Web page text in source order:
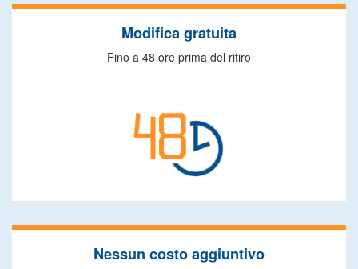
Modifica gratuita
Fino a 48 ore prima del ritiro
Nessun costo aggiuntivo